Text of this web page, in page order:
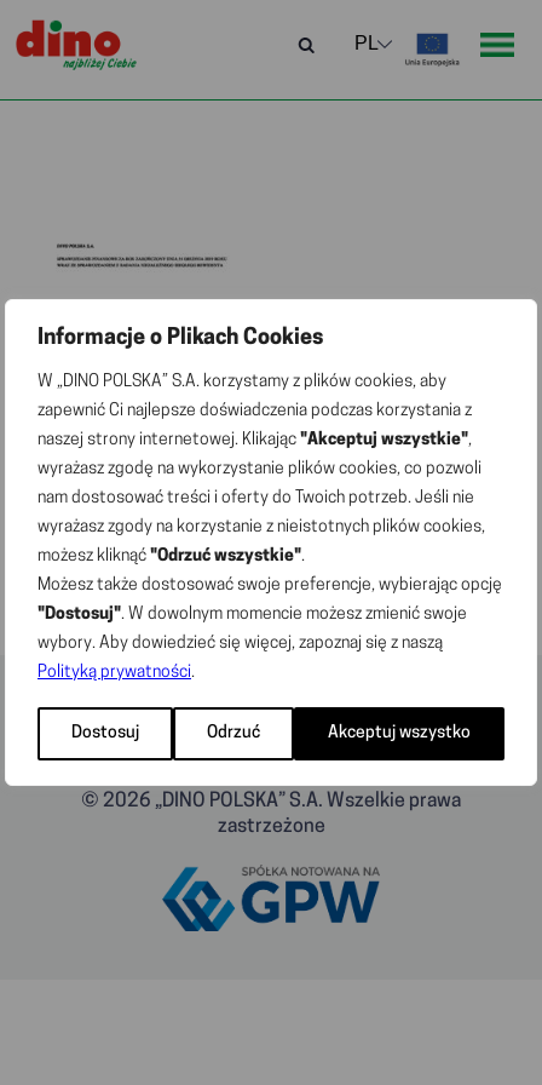
Informacje o Plikach Cookies
W „DINO POLSKA” S.A. korzystamy z plików cookies, aby
zapewnić Ci najlepsze doświadczenia podczas korzystania z
naszej strony internetowej. Klikając "Akceptuj wszystkie",
wyrażasz zgodę na wykorzystanie plików cookies, co pozwoli
nam dostosować treści i oferty do Twoich potrzeb. Jeśli nie
wyrażasz zgody na korzystanie z nieistotnych plików cookies,
możesz kliknąć "Odrzuć wszystkie".
Możesz także dostosować swoje preferencje, wybierając opcję
"Dostosuj". W dowolnym momencie możesz zmienić swoje
wybory. Aby dowiedzieć się więcej, zapoznaj się z naszą
Polityką prywatności.
Dostosuj Odrzuć Akceptuj wszystko
© 2026 „DINO POLSKA” S.A. Wszelkie prawa
zastrzeżone